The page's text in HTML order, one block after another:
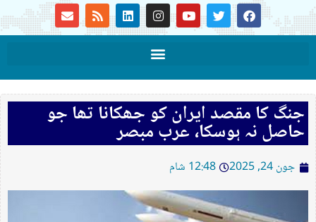
جنگ کا مقصد ایران کو جھکانا تھا جو
حاصل نہ ہوسکا، عرب مبصر
جون 24, 2025 12:48 شام